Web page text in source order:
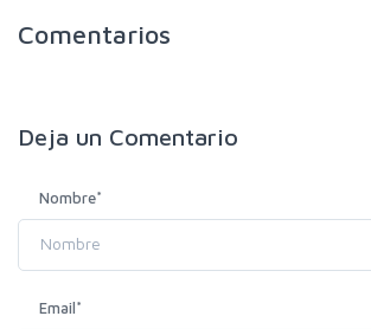
Comentarios
Deja un Comentario
Nombre*
Email*